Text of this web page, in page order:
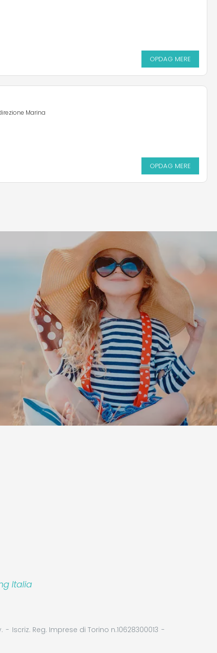
OPDAG MERE
Marina
OPDAG MERE
Italia
Iscriz. Reg. Imprese di Torino n.10628300013